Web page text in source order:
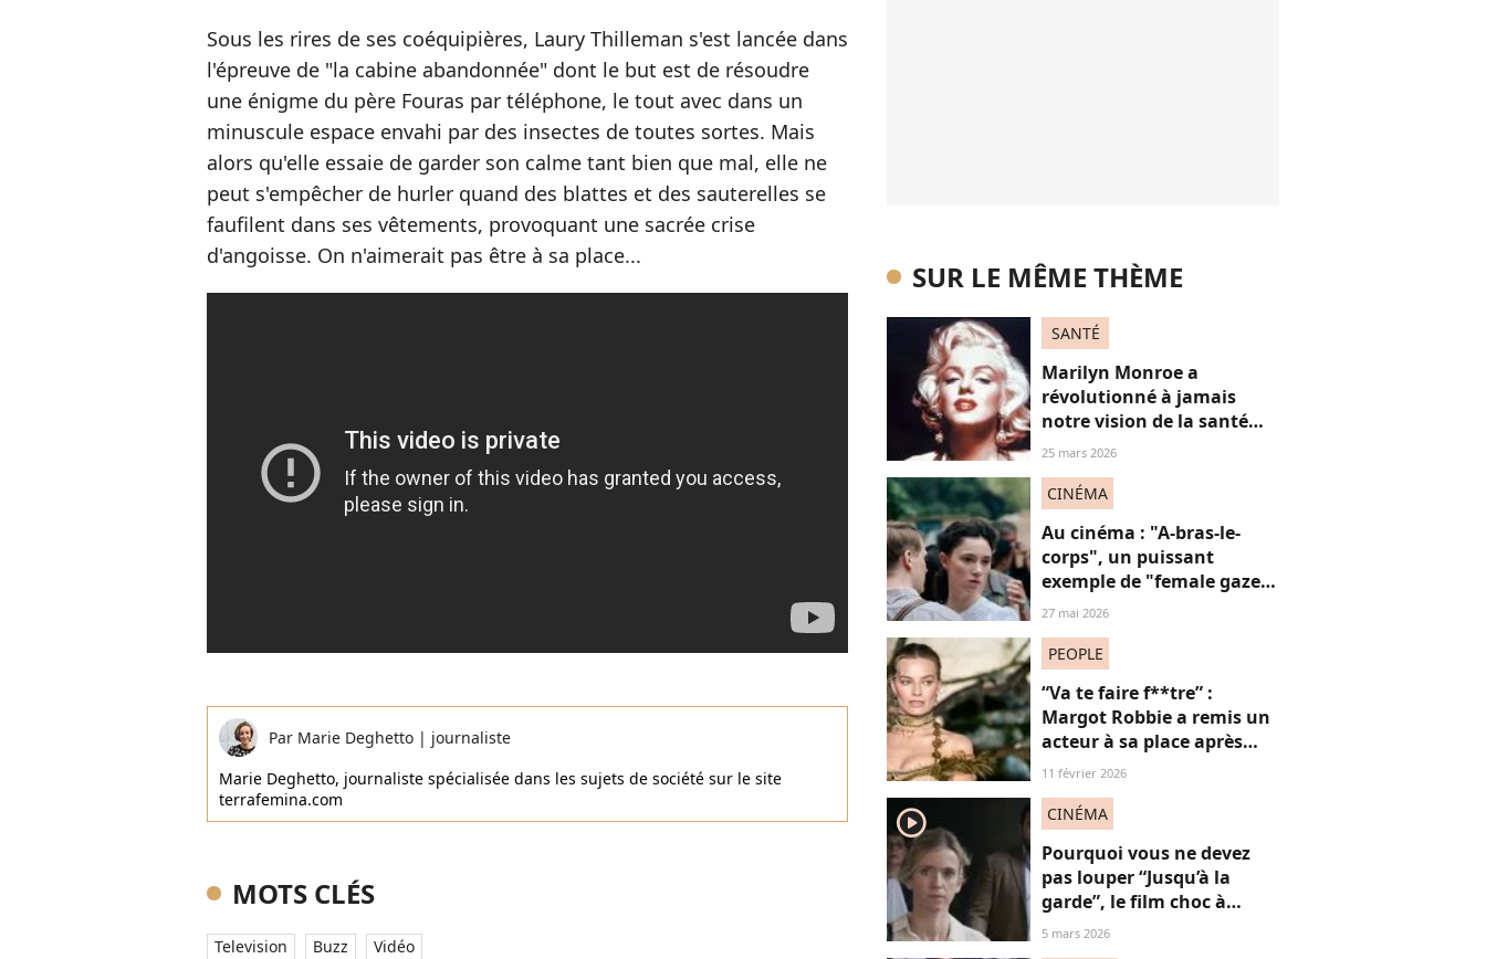
Sous les rires de ses coéquipières, Laury Thilleman s'est lancée dans
l'épreuve de "la cabine abandonnée" dont le but est de résoudre
une énigme du père Fouras par téléphone, le tout avec dans un
minuscule espace envahi par des insectes de toutes sortes. Mais
alors qu'elle essaie de garder son calme tant bien que mal, elle ne
peut s'empêcher de hurler quand des blattes et des sauterelles se
faufilent dans ses vêtements, provoquant une sacrée crise
d'angoisse. On n'aimerait pas être à sa place...
Par Marie Deghetto | journaliste
Marie Deghetto, journaliste spécialisée dans les sujets de société sur le site
terrafemina.com
MOTS CLÉS
Television Buzz Vidéo
SUR LE MÊME THÈME
SANTÉ
Marilyn Monroe a
révolutionné à jamais
notre vision de la santé
mentale (bien avant
raconte pourquoi
25 mars 2026
CINÉMA
Au cinéma : "A-bras-le-
corps", un puissant
exemple de "female gaze"
à voir à tout prix
27 mai 2026
PEOPLE
“Va te faire f**tre” :
Margot Robbie a remis un
acteur à sa place après
qu’il lui a conseillé de
11 février 2026
player2 CINÉMA
Pourquoi vous ne devez
pas louper “Jusqu’à la
garde”, le film choc à
(re)voir gratuitement en
5 mars 2026